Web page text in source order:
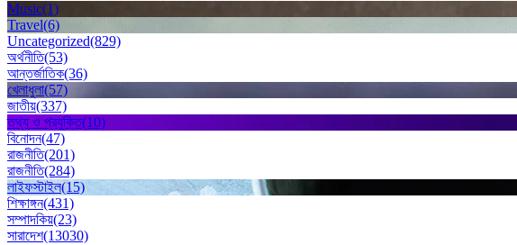
Music(1)
Travel(6)
Uncategorized(829)
অর্থনীতি(53)
আন্তর্জাতিক(36)
খেলাধুলা(57)
জাতীয়(337)
তথ্য ও প্রযুক্তি(10)
বিনোদন(47)
রাজনীতি(201)
রাজনীতি(284)
লাইফস্টাইল(15)
শিক্ষাঙ্গন(431)
সম্পাদকিয়(23)
সারাদেশ(13030)